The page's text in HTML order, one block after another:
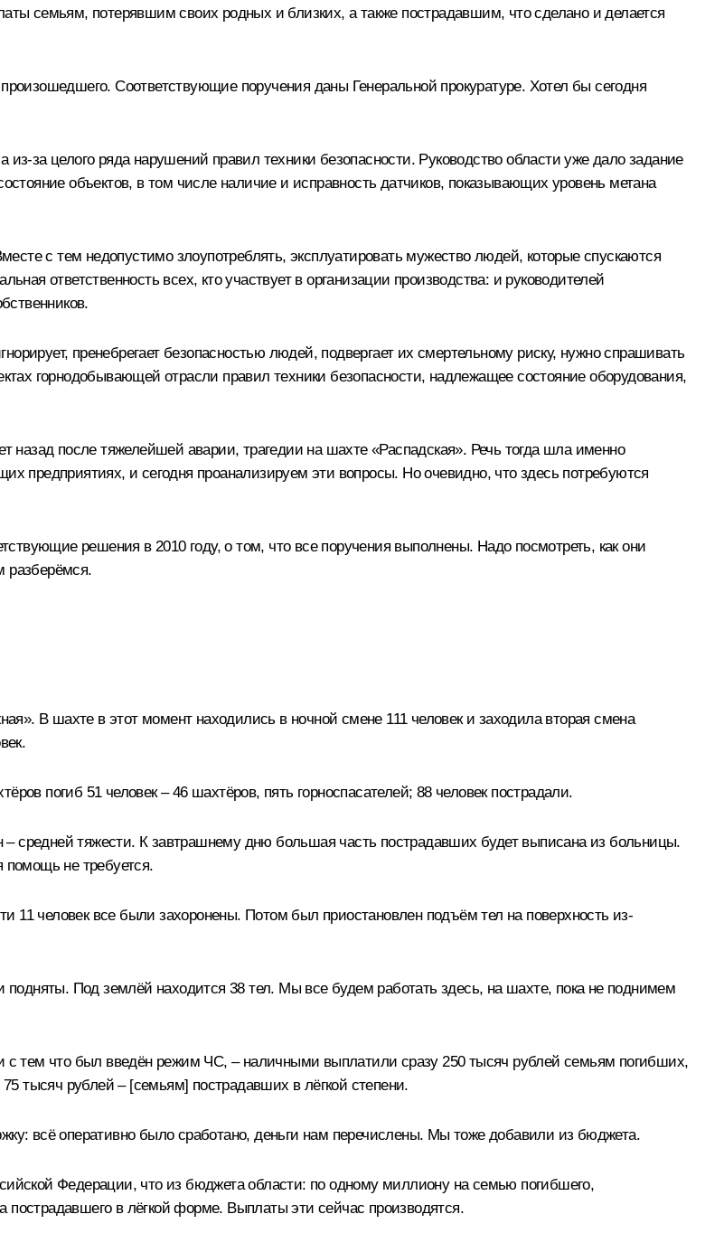
семьям, потерявшим своих родных и близких, а также пострадавшим, что сделано и делается
Соответствующие поручения даны Генеральной прокуратуре. Хотел бы сегодня
за целого ряда нарушений правил техники безопасности. Руководство области уже дало задание
объектов, в том числе наличие и исправность датчиков, показывающих уровень метана
с тем недопустимо злоупотреблять, эксплуатировать мужество людей, которые спускаются
ответственность всех, кто участвует в организации производства: и руководителей
пренебрегает безопасностью людей, подвергает их смертельному риску, нужно спрашивать
горнодобывающей отрасли правил техники безопасности, надлежащее состояние оборудования,
после тяжелейшей аварии, трагедии на шахте «Распадская». Речь тогда шла именно
предприятиях, и сегодня проанализируем эти вопросы. Но очевидно, что здесь потребуются
решения в 2010 году, о том, что все поручения выполнены. Надо посмотреть, как они
разберёмся.
В шахте в этот момент находились в ночной смене 111 человек и заходила вторая смена
погиб 51 человек – 46 шахтёров, пять горноспасателей; 88 человек пострадали.
– средней тяжести. К завтрашнему дню большая часть пострадавших будет выписана из больницы.
помощь не требуется.
11 человек все были захоронены. Потом был приостановлен подъём тел на поверхность из-
Под землёй находится 38 тел. Мы все будем работать здесь, на шахте, пока не поднимем
тем что был введён режим ЧС, – наличными выплатили сразу 250 тысяч рублей семьям погибших,
тысяч рублей – [семьям] пострадавших в лёгкой степени.
всё оперативно было сработано, деньги нам перечислены. Мы тоже добавили из бюджета.
Федерации, что из бюджета области: по одному миллиону на семью погибшего,
пострадавшего в лёгкой форме. Выплаты эти сейчас производятся.